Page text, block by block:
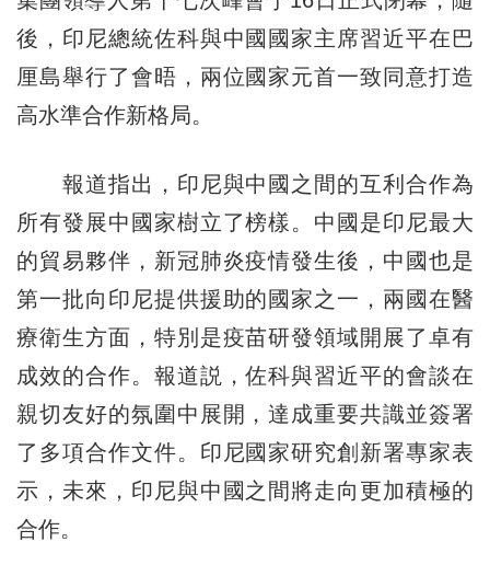
後，印尼總統佐科與中國國家主席習近平在巴
厘島舉行了會晤，兩位國家元首一致同意打造
高水準合作新格局。
報道指出，印尼與中國之間的互利合作為
所有發展中國家樹立了榜樣。中國是印尼最大
的貿易夥伴，新冠肺炎疫情發生後，中國也是
第一批向印尼提供援助的國家之一，兩國在醫
療衛生方面，特別是疫苗研發領域開展了卓有
成效的合作。報道説，佐科與習近平的會談在
親切友好的氛圍中展開，達成重要共識並簽署
了多項合作文件。印尼國家研究創新署專家表
示，未來，印尼與中國之間將走向更加積極的
合作。